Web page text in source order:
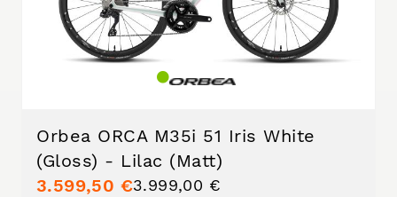
Orbea ORCA M35i 51 Iris White
(Gloss) - Lilac (Matt)
3.599,50 €3.999,00 €